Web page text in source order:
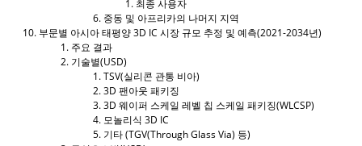
최종 사용자
중동 및 아프리카의 나머지 지역
부문별 아시아 태평양 3D IC 시장 규모 추정 및 예측(2021-2034년)
주요 결과
기술별(USD)
TSV(실리콘 관통 비아)
3D 팬아웃 패키징
3D 웨이퍼 스케일 레벨 칩 스케일 패키징(WLCSP)
모놀리식 3D IC
기타 (TGV(Through Glass Via) 등)